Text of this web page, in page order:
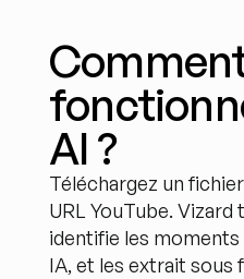
AI ?
Téléchargez un
URL YouTube.
identifie les
IA, et les extrait